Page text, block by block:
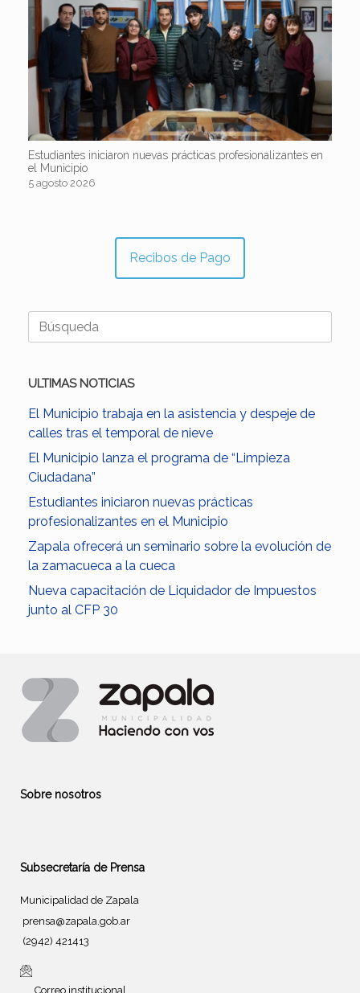
Estudiantes iniciaron nuevas prácticas profesionalizantes en
el Municipio
5 agosto 2026
Recibos de Pago
Buscar:
ULTIMAS NOTICIAS
El Municipio trabaja en la asistencia y despeje de
calles tras el temporal de nieve
El Municipio lanza el programa de “Limpieza
Ciudadana”
Estudiantes iniciaron nuevas prácticas
profesionalizantes en el Municipio
Zapala ofrecerá un seminario sobre la evolución de
la zamacueca a la cueca
Nueva capacitación de Liquidador de Impuestos
junto al CFP 30
Sobre nosotros
Subsecretaría de Prensa
Municipalidad de Zapala
prensa@zapala.gob.ar
(2942) 421413
Correo institucional